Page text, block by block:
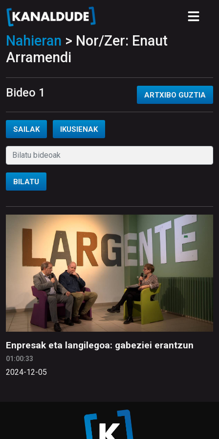
Nahieran > Nor/Zer: Enaut
Arramendi
Bideo 1 ARTXIBO GUZTIA
SAILAK IKUSIENAK
BILATU
Enpresak eta langilegoa: gabeziei erantzun
01:00:33
2024-12-05